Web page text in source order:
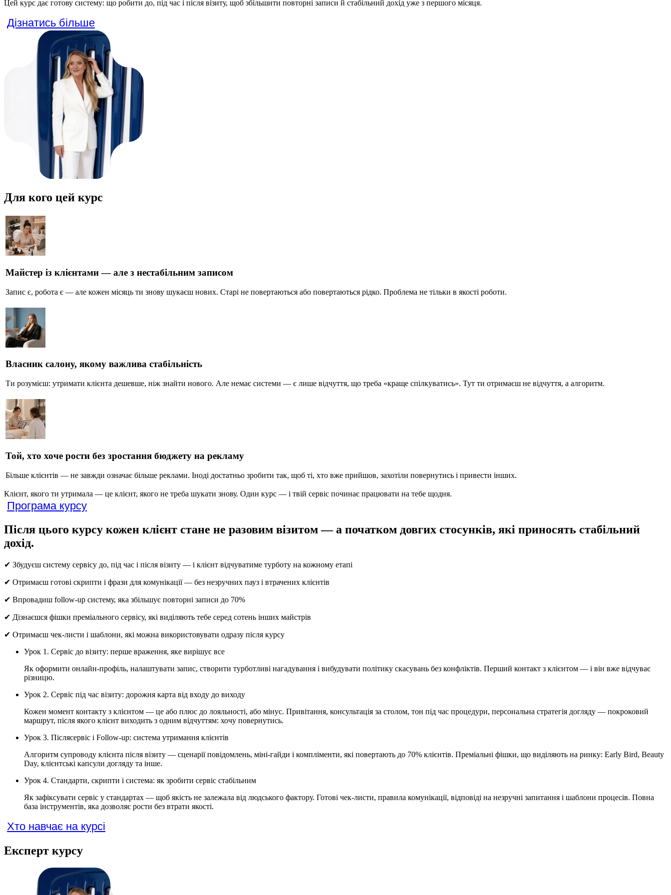
Цей курс дає готову систему: що робити до, під час і після візиту, щоб збільшити повторні записи й стабільний дохід уже з першого місяця.
Дізнатись більше
Для кого цей курс
Майстер із клієнтами — але з нестабільним записом
Запис є, робота є — але кожен місяць ти знову шукаєш нових. Старі не повертаються або повертаються рідко. Проблема не тільки в якості роботи.
Власник салону, якому важлива стабільність
Ти розумієш: утримати клієнта дешевше, ніж знайти нового. Але немає системи — є лише відчуття, що треба «краще спілкуватись». Тут ти отримаєш не відчуття, а алгоритм.
Той, хто хоче рости без зростання бюджету на рекламу
Більше клієнтів — не завжди означає більше реклами. Іноді достатньо зробити так, щоб ті, хто вже прийшов, захотіли повернутись і привести інших.
Клієнт, якого ти утримала — це клієнт, якого не треба шукати знову. Один курс — і твій сервіс починає працювати на тебе щодня.
Програма курсу
Після цього курсу кожен клієнт стане не разовим візитом — а початком довгих стосунків, які приносять стабільний
дохід.
✔ Збудуєш систему сервісу до, під час і після візиту — і клієнт відчуватиме турботу на кожному етапі
✔ Отримаєш готові скрипти і фрази для комунікації — без незручних пауз і втрачених клієнтів
✔ Впровадиш follow-up систему, яка збільшує повторні записи до 70%
✔ Дізнаєшся фішки преміального сервісу, які виділяють тебе серед сотень інших майстрів
✔ Отримаєш чек-листи і шаблони, які можна використовувати одразу після курсу
Урок 1. Сервіс до візиту: перше враження, яке вирішує все
Як оформити онлайн-профіль, налаштувати запис, створити турботливі нагадування і вибудувати політику скасувань без конфліктів. Перший контакт з клієнтом — і він вже відчуває
різницю.
Урок 2. Сервіс під час візиту: дорожня карта від входу до виходу
Кожен момент контакту з клієнтом — це або плюс до лояльності, або мінус. Привітання, консультація за столом, тон під час процедури, персональна стратегія догляду — покроковий
маршрут, після якого клієнт виходить з одним відчуттям: хочу повернутись.
Урок 3. Післясервіс і Follow-up: система утримання клієнтів
Алгоритм супроводу клієнта після візиту — сценарії повідомлень, міні-гайди і компліменти, які повертають до 70% клієнтів. Преміальні фішки, що виділяють на ринку: Early Bird, Beauty
Day, клієнтські капсули догляду та інше.
Урок 4. Стандарти, скрипти і система: як зробити сервіс стабільним
Як зафіксувати сервіс у стандартах — щоб якість не залежала від людського фактору. Готові чек-листи, правила комунікації, відповіді на незручні запитання і шаблони процесів. Повна
база інструментів, яка дозволяє рости без втрати якості.
Хто навчає на курсі
Експерт курсу